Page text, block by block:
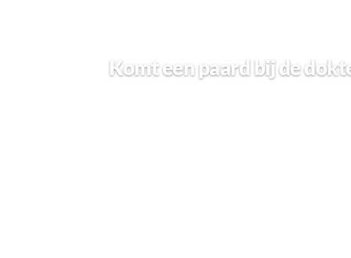
Komt een paard bij de